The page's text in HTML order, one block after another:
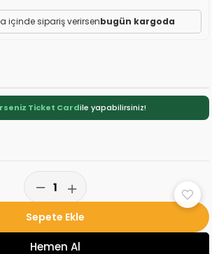
içinde sipariş verirsenbugün kargoda
Ticket Cardile yapabilirsiniz!